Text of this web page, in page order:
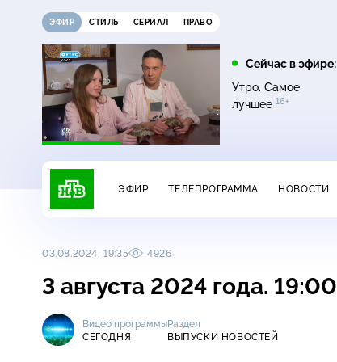
ЭФИР СТИЛЬ СЕРИАЛ ПРАВО
Сейчас в эфире:
Утро. Самое
лучшее 16+
21:15
Сегодня
21:30
Неизвестная Россия
ЭФИР ТЕЛЕПРОГРАММА НОВОСТИ
03.08.2024, 19:35 4926
3 августа 2024 года. 19:00
Видео программы
СЕГОДНЯ
Раздел
ВЫПУСКИ НОВОСТЕЙ